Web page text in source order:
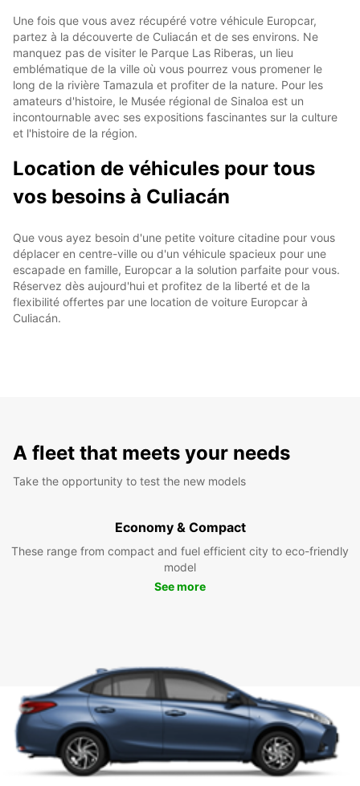
Une fois que vous avez récupéré votre véhicule Europcar,
partez à la découverte de Culiacán et de ses environs. Ne
manquez pas de visiter le Parque Las Riberas, un lieu
emblématique de la ville où vous pourrez vous promener le
long de la rivière Tamazula et profiter de la nature. Pour les
amateurs d'histoire, le Musée régional de Sinaloa est un
incontournable avec ses expositions fascinantes sur la culture
et l'histoire de la région.
Location de véhicules pour tous
vos besoins à Culiacán
Que vous ayez besoin d'une petite voiture citadine pour vous
déplacer en centre-ville ou d'un véhicule spacieux pour une
escapade en famille, Europcar a la solution parfaite pour vous.
Réservez dès aujourd'hui et profitez de la liberté et de la
flexibilité offertes par une location de voiture Europcar à
Culiacán.
A fleet that meets your needs
Take the opportunity to test the new models
Economy & Compact
These range from compact and fuel efficient city to eco-friendly
model
See more